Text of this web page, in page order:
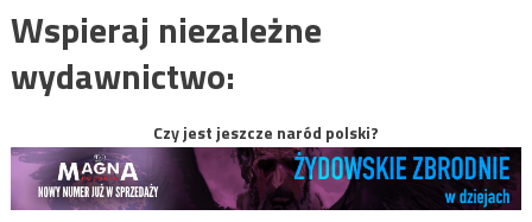
Wspieraj niezależne
wydawnictwo:
Czy jest jeszcze naród polski?